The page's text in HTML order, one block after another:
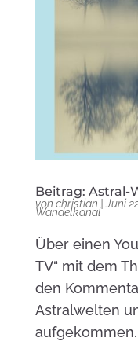
Beitrag: Astral-
von christian Juni
Wandelkanal
Über einen
TV“ mit dem
den
Astralwelten
aufgekommen.